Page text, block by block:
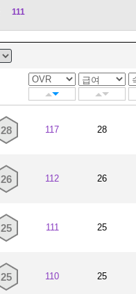
111
28 117 28
26 112 26
25 111 25
25 110 25